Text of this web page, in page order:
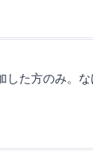
た方のみ。